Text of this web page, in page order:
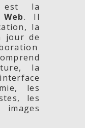
la
Web. Il
la
jour de
la
les
les